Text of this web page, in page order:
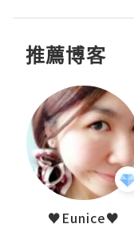
推薦博客
♥Eunice♥